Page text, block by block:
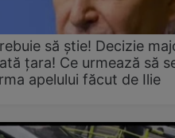
să știe! Decizie
țara! Ce urmează să
apelului făcut de Ilie